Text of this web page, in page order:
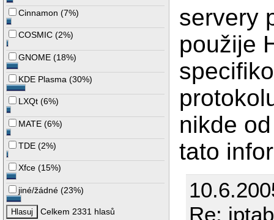
Cinnamon (7%)
COSMIC (2%)
GNOME (18%)
KDE Plasma (30%)
LXQt (6%)
MATE (6%)
TDE (2%)
Xfce (15%)
jiné/žádné (23%)
Celkem 2331 hlasů
servery
použije
nikde
tato
Re: